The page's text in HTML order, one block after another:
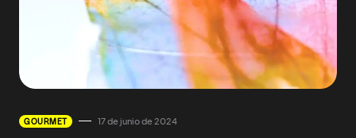
GOURMET 17 de junio de 2024